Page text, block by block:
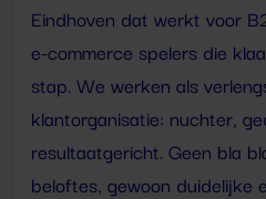
Eindhoven dat werkt voor
e-commerce spelers die
stap. We werken als
klantorganisatie: nuchter,
resultaatgericht. Geen bla
beloftes, gewoon duidelijke